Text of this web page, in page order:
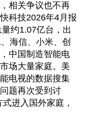
相关争议也不再
科技2026年4月报
约1.07亿台，出
海信、小米、创
中国制造智能电
场大量家庭。美
电视的数据搜集
题再次受到讨
进入国外家庭，